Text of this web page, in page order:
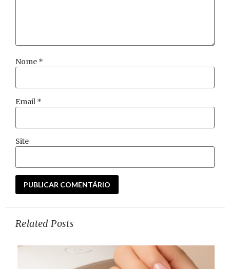
Nome *
Email *
Site
Related Posts